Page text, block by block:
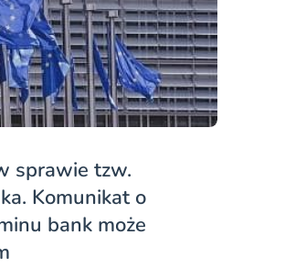
sprawie tzw.
Komunikat o
bank może